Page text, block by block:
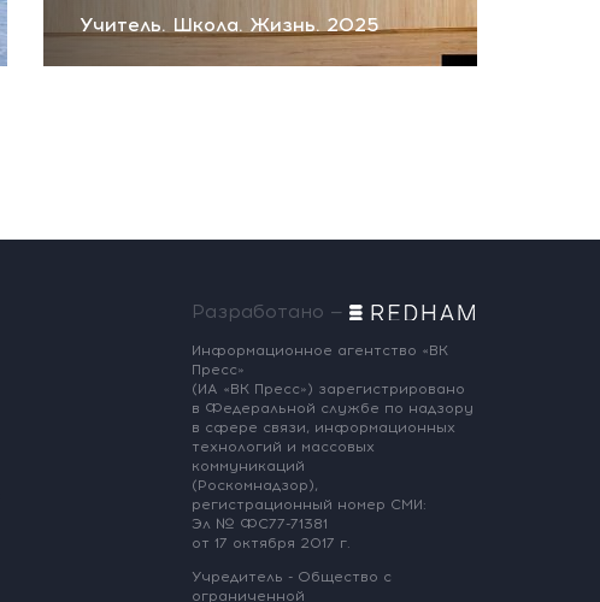
Учитель. Школа. Жизнь. 2025
Разработано —
Информационное агентство «ВК
Пресс»
(ИА «ВК Пресс») зарегистрировано
в Федеральной службе по надзору
в сфере связи, информационных
технологий и массовых
коммуникаций
(Роскомнадзор),
регистрационный номер СМИ:
Эл № ФС77-71381
от 17 октября 2017 г.
Учредитель - Общество с
ограниченной